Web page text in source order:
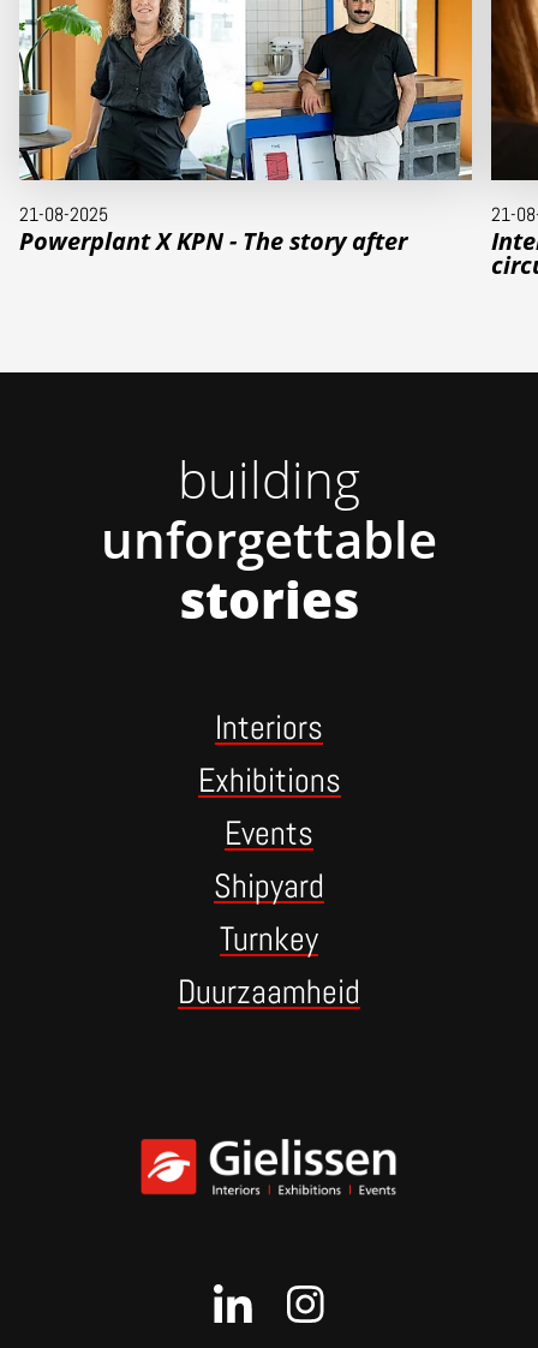
21-08-2025
Powerplant X KPN - The story after
21-
building
unforgettable
stories
Interiors
Exhibitions
Events
Shipyard
Turnkey
Duurzaamheid